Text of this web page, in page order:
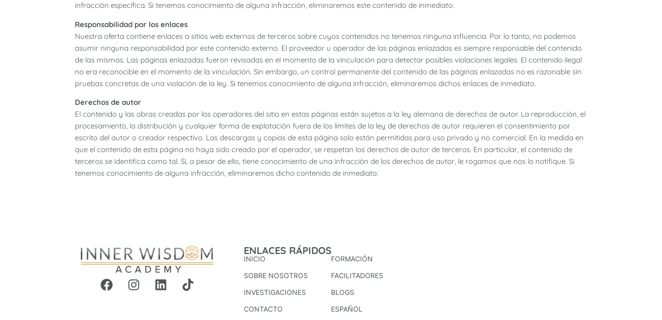
infracción específica. Si tenemos conocimiento de alguna infracción, eliminaremos este contenido de inmediato.
Responsabilidad por los enlaces
Nuestra oferta contiene enlaces a sitios web externos de terceros sobre cuyos contenidos no tenemos ninguna influencia. Por lo tanto, no podemos
asumir ninguna responsabilidad por este contenido externo. El proveedor u operador de las páginas enlazadas es siempre responsable del contenido
de las mismas. Las páginas enlazadas fueron revisadas en el momento de la vinculación para detectar posibles violaciones legales. El contenido ilegal
no era reconocible en el momento de la vinculación. Sin embargo, un control permanente del contenido de las páginas enlazadas no es razonable sin
pruebas concretas de una violación de la ley. Si tenemos conocimiento de alguna infracción, eliminaremos dichos enlaces de inmediato.
Derechos de autor
El contenido y las obras creadas por los operadores del sitio en estas páginas están sujetos a la ley alemana de derechos de autor. La reproducción, el
procesamiento, la distribución y cualquier forma de explotación fuera de los límites de la ley de derechos de autor requieren el consentimiento por
escrito del autor o creador respectivo. Las descargas y copias de esta página solo están permitidas para uso privado y no comercial. En la medida en
que el contenido de esta página no haya sido creado por el operador, se respetan los derechos de autor de terceros. En particular, el contenido de
terceros se identifica como tal. Si, a pesar de ello, tiene conocimiento de una infracción de los derechos de autor, le rogamos que nos lo notifique. Si
tenemos conocimiento de alguna infracción, eliminaremos dicho contenido de inmediato.
ENLACES RÁPIDOS
INICIO
FORMACIÓN
SOBRE NOSOTROS
FACILITADORES
INVESTIGACIONES
BLOGS
CONTACTO
ESPAÑOL